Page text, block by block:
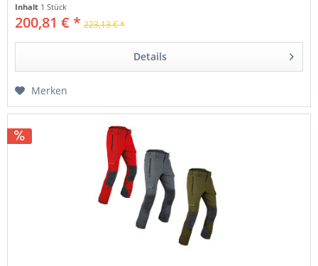
Inhalt 1 Stück
200,81 € * 223,13 € *
Details
Merken